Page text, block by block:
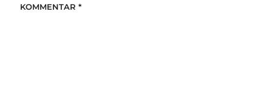
KOMMENTAR *